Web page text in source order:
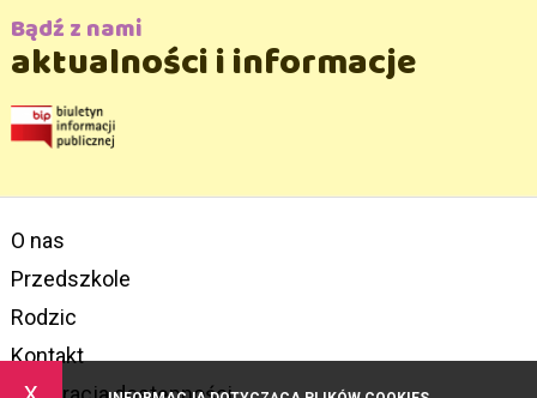
Bądź z nami
aktualności i informacje
O nas
Przedszkole
Rodzic
Kontakt